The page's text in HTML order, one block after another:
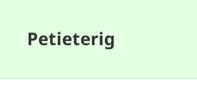
Petieterig